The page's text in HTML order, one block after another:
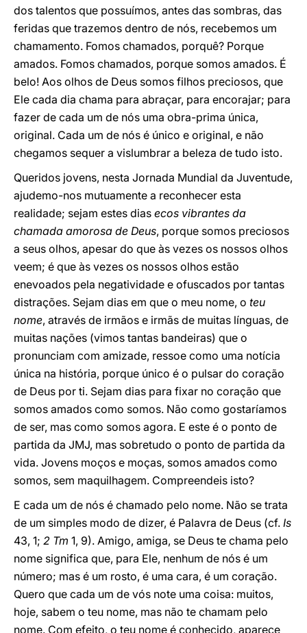
dos talentos que possuímos, antes das sombras, das
feridas que trazemos dentro de nós, recebemos um
chamamento. Fomos chamados, porquê? Porque
amados. Fomos chamados, porque somos amados. É
belo! Aos olhos de Deus somos filhos preciosos, que
Ele cada dia chama para abraçar, para encorajar; para
fazer de cada um de nós uma obra-prima única,
original. Cada um de nós é único e original, e não
chegamos sequer a vislumbrar a beleza de tudo isto.
Queridos jovens, nesta Jornada Mundial da Juventude,
ajudemo-nos mutuamente a reconhecer esta
realidade; sejam estes dias ecos vibrantes da
chamada amorosa de Deus, porque somos preciosos
a seus olhos, apesar do que às vezes os nossos olhos
veem; é que às vezes os nossos olhos estão
enevoados pela negatividade e ofuscados por tantas
distrações. Sejam dias em que o meu nome, o teu
nome, através de irmãos e irmãs de muitas línguas, de
muitas nações (vimos tantas bandeiras) que o
pronunciam com amizade, ressoe como uma notícia
única na história, porque único é o pulsar do coração
de Deus por ti. Sejam dias para fixar no coração que
somos amados como somos. Não como gostaríamos
de ser, mas como somos agora. E este é o ponto de
partida da JMJ, mas sobretudo o ponto de partida da
vida. Jovens moços e moças, somos amados como
somos, sem maquilhagem. Compreendeis isto?
E cada um de nós é chamado pelo nome. Não se trata
de um simples modo de dizer, é Palavra de Deus (cf. Is
43, 1; 2 Tm 1, 9). Amigo, amiga, se Deus te chama pelo
nome significa que, para Ele, nenhum de nós é um
número; mas é um rosto, é uma cara, é um coração.
Quero que cada um de vós note uma coisa: muitos,
hoje, sabem o teu nome, mas não te chamam pelo
nome. Com efeito, o teu nome é conhecido, aparece